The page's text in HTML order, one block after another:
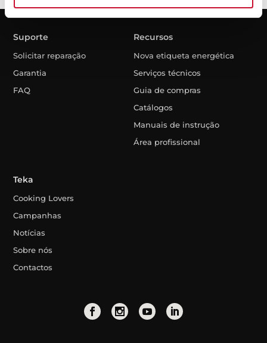
Suporte
Solicitar reparação
Garantia
FAQ
Recursos
Nova etiqueta energética
Serviços técnicos
Guia de compras
Catálogos
Manuais de instrução
Área profissional
Teka
Cooking Lovers
Campanhas
Notícias
Sobre nós
Contactos